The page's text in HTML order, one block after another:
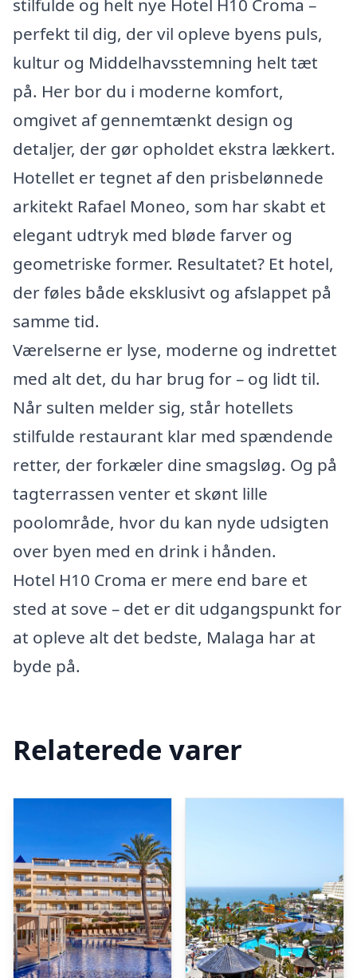
stilfulde og helt nye Hotel H10 Croma –
perfekt til dig, der vil opleve byens puls,
kultur og Middelhavsstemning helt tæt
på. Her bor du i moderne komfort,
omgivet af gennemtænkt design og
detaljer, der gør opholdet ekstra lækkert.
Hotellet er tegnet af den prisbelønnede
arkitekt Rafael Moneo, som har skabt et
elegant udtryk med bløde farver og
geometriske former. Resultatet? Et hotel,
der føles både eksklusivt og afslappet på
samme tid.
Værelserne er lyse, moderne og indrettet
med alt det, du har brug for – og lidt til.
Når sulten melder sig, står hotellets
stilfulde restaurant klar med spændende
retter, der forkæler dine smagsløg. Og på
tagterrassen venter et skønt lille
poolområde, hvor du kan nyde udsigten
over byen med en drink i hånden.
Hotel H10 Croma er mere end bare et
sted at sove – det er dit udgangspunkt for
at opleve alt det bedste, Malaga har at
byde på.
Relaterede varer